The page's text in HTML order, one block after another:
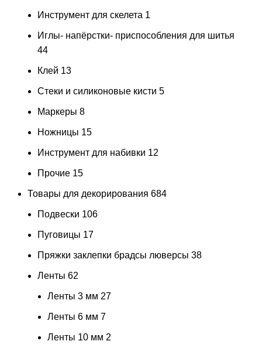
Инструмент для скелета 1
Иглы- напёрстки- приспособления для шитья
44
Клей 13
Стеки и силиконовые кисти 5
Маркеры 8
Ножницы 15
Инструмент для набивки 12
Прочие 15
Товары для декорирования 684
Подвески 106
Пуговицы 17
Пряжки заклепки брадсы люверсы 38
Ленты 62
Ленты 3 мм 27
Ленты 6 мм 7
Ленты 10 мм 2